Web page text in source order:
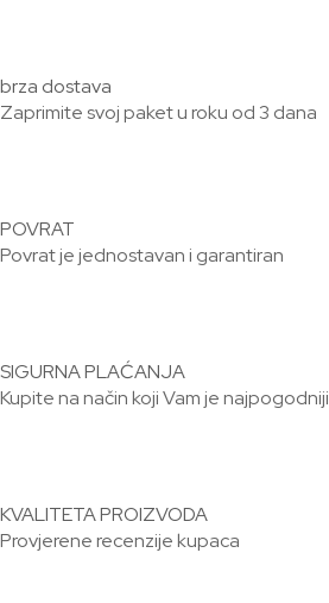
brza dostava
Zaprimite svoj paket u roku od 3 dana
POVRAT
Povrat je jednostavan i garantiran
SIGURNA PLAĆANJA
Kupite na način koji Vam je najpogodniji
KVALITETA PROIZVODA
Provjerene recenzije kupaca